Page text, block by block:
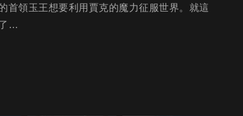
首領玉王想要利用賈克的魔力征服世界。就這
…